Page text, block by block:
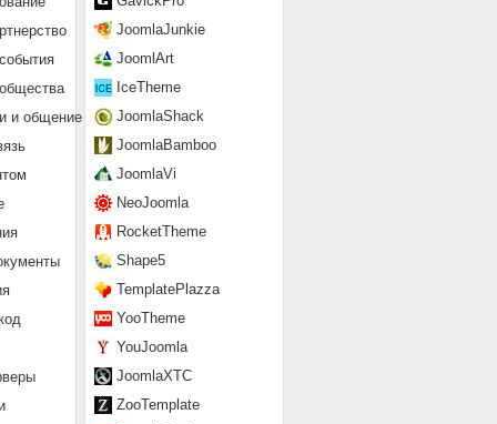
JoomlaJunkie
JoomlArt
IceTheme
JoomlaShack
JoomlaBamboo
JoomlaVi
NeoJoomla
RocketTheme
Shape5
TemplatePlazza
YooTheme
YouJoomla
JoomlaXTC
ZooTemplate
и общение